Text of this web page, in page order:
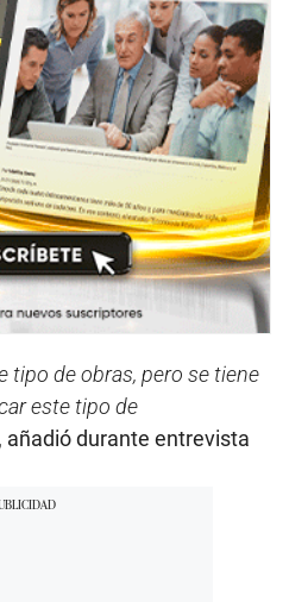
tipo de obras, pero se tiene
este tipo de
añadió durante entrevista